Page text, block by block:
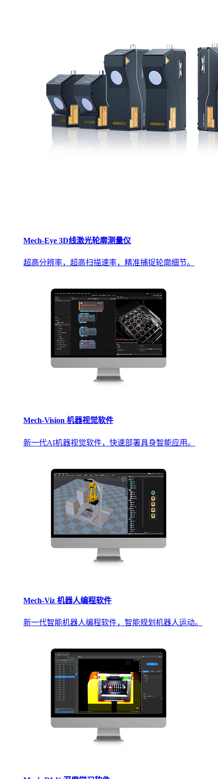
Mech-Eye 3D线激光轮廓测量仪
超高分辨率，超高扫描速率，精准捕捉轮廓细节。
Mech-Vision 机器视觉软件
新一代AI机器视觉软件，快速部署具身智能应用。
Mech-Viz 机器人编程软件
新一代智能机器人编程软件，智能规划机器人运动。